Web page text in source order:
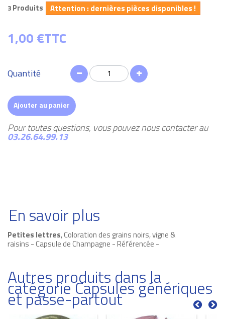
3 Produits Attention : dernières pièces disponibles !
1,00 €TTC
Quantité
Ajouter au panier
Pour toutes questions, vous pouvez nous contacter au
03.26.64.99.13
En savoir plus
Petites lettres, Coloration des grains noirs, vigne &
raisins - Capsule de Champagne - Référencée -
Autres produits dans la
catégorie Capsules génériques
et passe-partout